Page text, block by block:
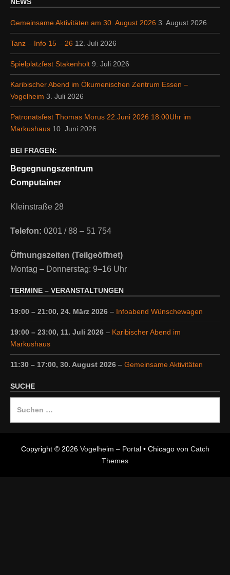
Gemeinsame Aktivitäten am 30. August 2026 3. August 2026
Tanz – Info 15 – 26 12. Juli 2026
Spielplatzfest Stakenholt 9. Juli 2026
Karibischer Abend im Ökumenischen Zentrum Essen –
Vogelheim 3. Juli 2026
Patronatsfest Thomas Morus 22.Juni 2026 18:00Uhr im
Markushaus 10. Juni 2026
BEI FRAGEN:
Begegnungszentrum
Computainer
Kleinstraße 28
Telefon: 0201 / 88 – 51 754
Öffnungszeiten (Teilgeöffnet)
Montag – Donnerstag: 9–16 Uhr
TERMINE – VERANSTALTUNGEN
19:00 – 21:00, 24. März 2026 – Infoabend Wünschewagen
19:00 – 23:00, 11. Juli 2026 – Karibischer Abend im
Markushaus
11:30 – 17:00, 30. August 2026 – Gemeinsame Aktivitäten
SUCHE
Copyright © 2026 Vogelheim – Portal• Chicago von Catch
Themes